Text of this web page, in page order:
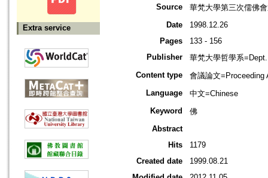
Extra service
Source
華梵大學第三次儒佛
Date
1998.12.26
Pages
133 - 156
Publisher
華梵大學哲學系
Content type
會議論文=Proceeding
Language
中文=Chinese
Keyword
佛
Abstract
Hits
1179
Created date
1999.08.21